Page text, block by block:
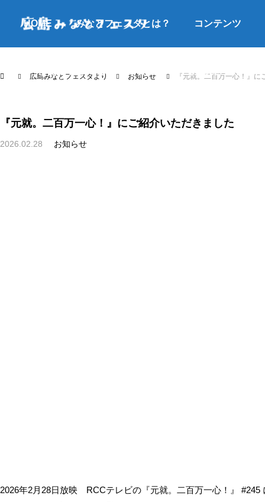
HOME みなとフェスタとは？ コンテンツ
よくあるご質問 アクセス お問合せ
広島みなとフェスタより お知らせ 『元就。二百万一心！』
『元就。二百万一心！』にご紹介いただきました
2026.02.28 お知らせ
2026年2月28日放映 RCCテレビの『元就。二百万一心！』 #245